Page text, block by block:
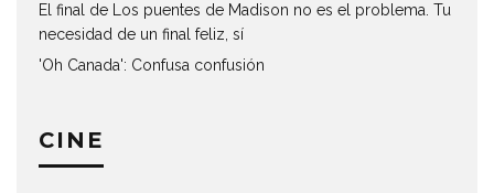
El final de Los puentes de Madison no es el problema. Tu
necesidad de un final feliz, sí
'Oh Canada': Confusa confusión
CINE